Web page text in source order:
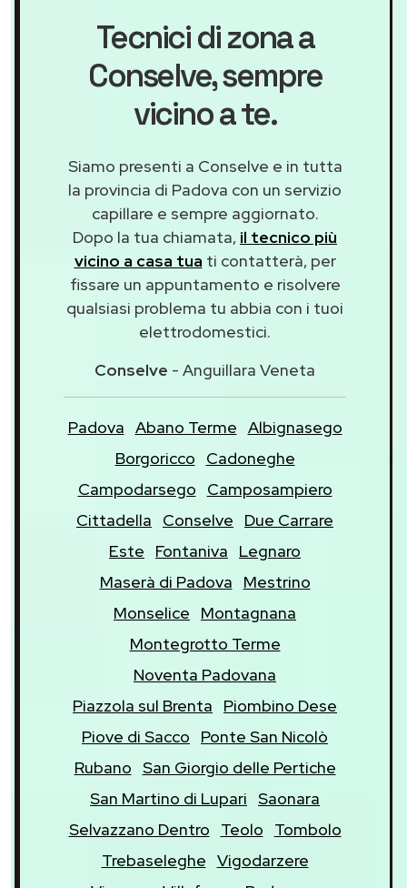
Tecnici di zona a
Conselve, sempre
vicino a te.
Siamo presenti a Conselve e in tutta
la provincia di Padova con un servizio
capillare e sempre aggiornato.
Dopo la tua chiamata, il tecnico più
vicino a casa tua ti contatterà, per
fissare un appuntamento e risolvere
qualsiasi problema tu abbia con i tuoi
elettrodomestici.
Conselve - Anguillara Veneta
Padova Abano Terme Albignasego
Borgoricco
Cadoneghe
Campodarsego
Camposampiero
Cittadella
Conselve
Due Carrare
Este
Fontaniva
Legnaro
Maserà di Padova
Mestrino
Monselice
Montagnana
Montegrotto Terme
Noventa Padovana
Piazzola sul Brenta
Piombino Dese
Piove di Sacco
Ponte San Nicolò
Rubano San Giorgio delle Pertiche
San Martino di Lupari Saonara
Selvazzano Dentro
Teolo
Tombolo
Trebaseleghe Vigodarzere